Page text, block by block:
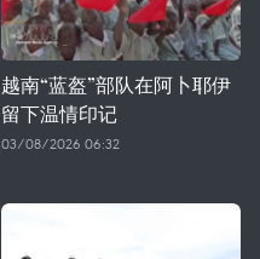
越南“蓝盔”部队在阿卜耶伊
留下温情印记
03/08/2026 06:32